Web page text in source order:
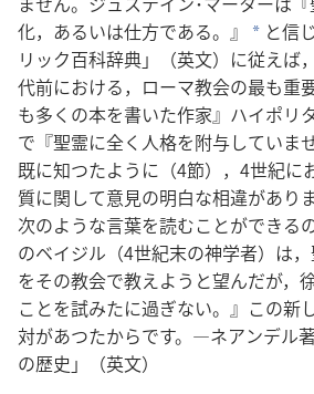
化，あるいは仕方である。』
a と信
リック百科辞典」（英文）に従えば
代前における，ローマ教会の最も重
も多くの本を書いた作家』ハイポリ
で『聖霊に全く人格を附与していま
既に知つたように（4節），4世紀に
質に関して意見の明白な相違があり
次のような言葉を読むことができる
のベイジル（4世紀末の神学者）は
をその教会で教えようと望んだが，
ことを試みたに過ぎない。』この新
対があつたからです。―ネアンデル
の歴史」（英文）